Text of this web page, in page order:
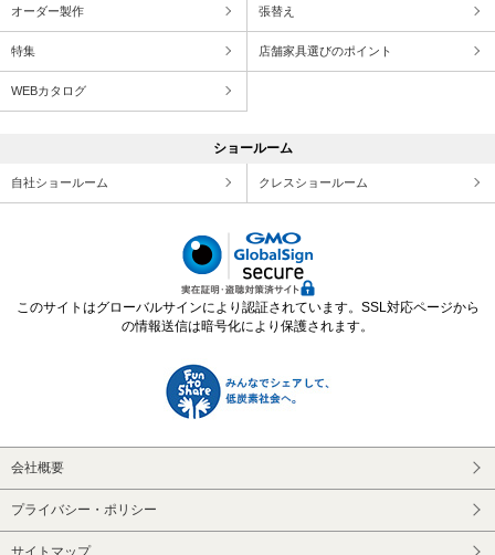
オーダー製作 張替え
特集 店舗家具選びのポイント
WEBカタログ
ショールーム
自社ショールーム クレスショールーム
このサイトはグローバルサインにより認証されています。SSL対応ページから
の情報送信は暗号化により保護されます。
会社概要
プライバシー・ポリシー
サイトマップ